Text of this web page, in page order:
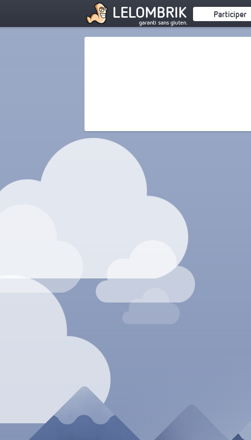
LELOMBRIK
garanti sans gluten.
Participer